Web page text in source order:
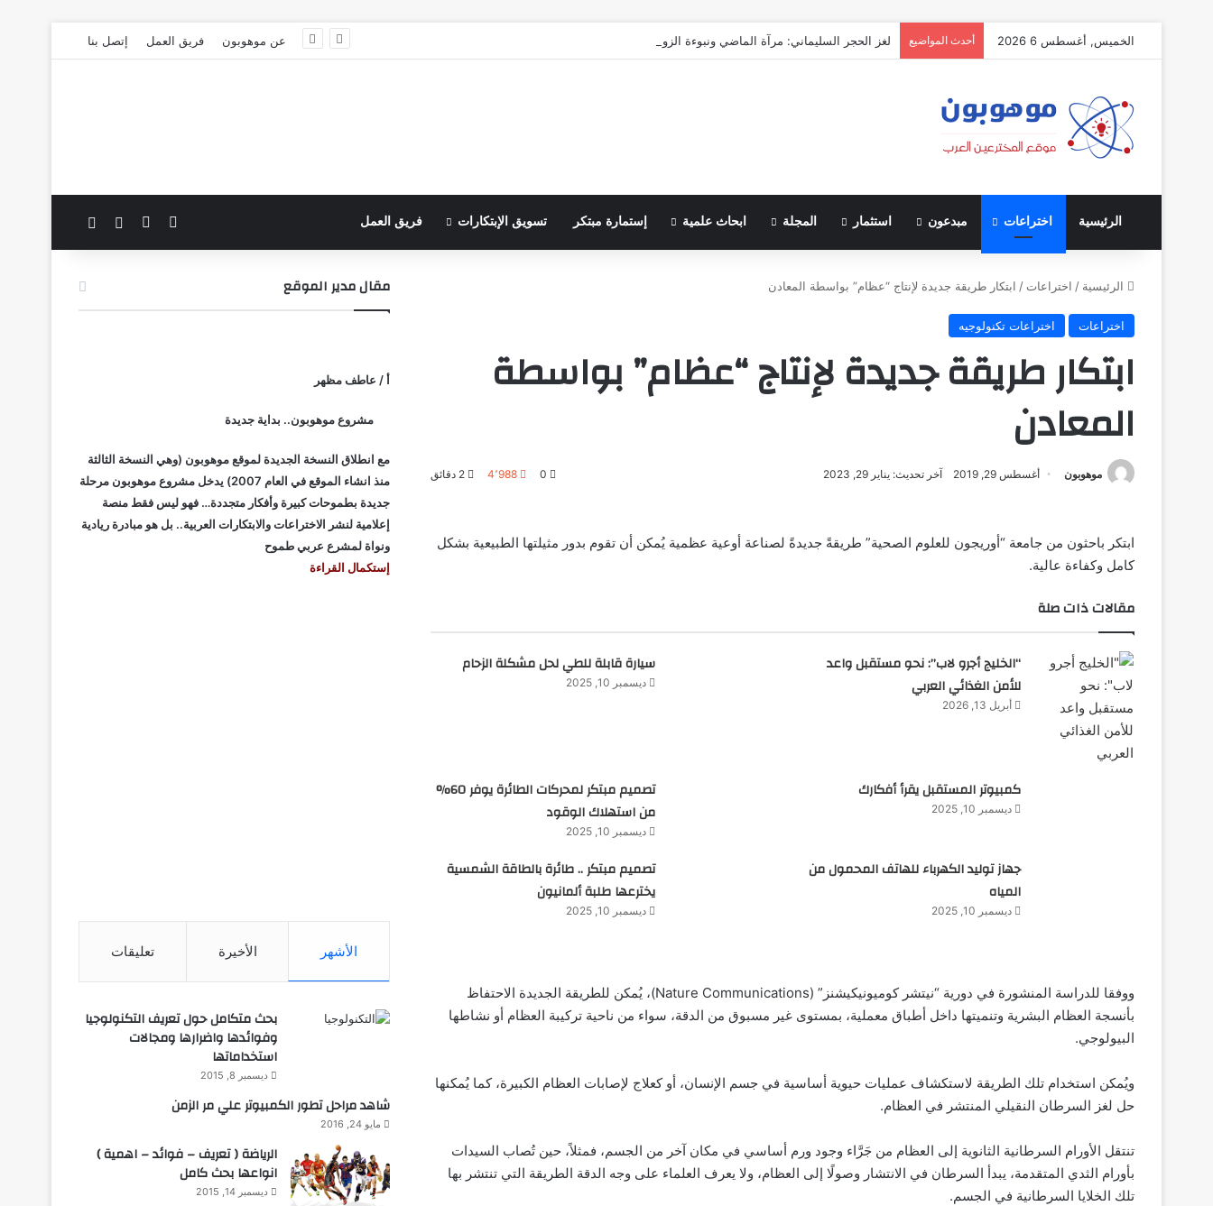
الخميس, أغسطس 6 2026 أحدث المواضيع لغز الحجر السليماني: مرآة الماضي ونبوءة الزوال عن موهوبون فريق العمل إتصل بنا
الرئيسية اختراعات مبدعون استثمار المجلة ابحاث علمية إستمارة مبتكر تسويق الإبتكارات فريق العمل فيسبوك الوضع المظلم
الرئيسية / اختراعات / ابتكار طريقة جديدة لإنتاج “عظام” بواسطة المعادن
اختراعات اختراعات تكنولوجيه
ابتكار طريقة جديدة لإنتاج “عظام” بواسطة
المعادن
موهوبون أغسطس 29, 2019 آخر تحديث: يناير 29, 2023 0 4٬988
ابتكر باحثون من جامعة “أوريجون للعلوم الصحية” طريقةً جديدةً لصناعة أوعية عظمية يُمكن أن تقوم بدور مثيلتها الطبيعية بشكل
كامل وكفاءة عالية.
مقالات ذات صلة
“الخليج أجرو لاب”: نحو مستقبل واعد
للأمن الغذائي العربي
أبريل 13, 2026
سيارة قابلة للطي لحل مشكلة الزحام
ديسمبر 10, 2025
كمبيوتر المستقبل يقرأ أفكارك
ديسمبر 10, 2025
تصميم مبتكر لمحركات الطائرة يوفر 60%
من استهلاك الوقود
ديسمبر 10, 2025
جهاز توليد الكهرباء للهاتف المحمول من
المياه
ديسمبر 10, 2025
تصميم مبتكر .. طائرة بالطاقة الشمسية
يخترعها طلبة ألمانيون
ديسمبر 10, 2025
ووفقا للدراسة المنشورة في دورية “نيتشر كوميونيكيشنز” (Nature Communications)، يُمكن للطريقة الجديدة الاحتفاظ
بأنسجة العظام البشرية وتنميتها داخل أطباق معملية، بمستوى غير مسبوق من الدقة، سواء من ناحية تركيبة العظام أو نشاطها
البيولوجي.
ويُمكن استخدام تلك الطريقة لاستكشاف عمليات حيوية أساسية في جسم الإنسان، أو كعلاج لإصابات العظام الكبيرة، كما يُمكنها
حل لغز السرطان النقيلي المنتشر في العظام.
تنتقل الأورام السرطانية الثانوية إلى العظام من جَرَّاء وجود ورم أساسي في مكان آخر من الجسم، فمثلاً، حين تُصاب السيدات
بأورام الثدي المتقدمة، يبدأ السرطان في الانتشار وصولًا إلى العظام، ولا يعرف العلماء على وجه الدقة الطريقة التي تنتشر بها
تلك الخلايا السرطانية في الجسم.
مقال مدير الموقع
أ / عاطف مظهر
مشروع موهوبون.. بداية جديدة
مع انطلاق النسخة الجديدة لموقع موهوبون (وهي النسخة الثالثة
منذ انشاء الموقع في العام 2007) يدخل مشروع موهوبون مرحلة
جديدة بطموحات كبيرة وأفكار متجددة… فهو ليس فقط منصة
إعلامية لنشر الاختراعات والابتكارات العربية.. بل هو مبادرة ريادية
ونواة لمشرع عربي طموح
إستكمال القراءة
الأشهر الأخيرة تعليقات
بحث متكامل حول تعريف التكنولوجيا
وفوائدها واضرارها ومجالات
استخداماتها
ديسمبر 8, 2015
شاهد مراحل تطور الكمبيوتر علي مر الزمن
مايو 24, 2016
الرياضة ( تعريف – فوائد – اهمية )
انواعها بحث كامل
ديسمبر 14, 2015